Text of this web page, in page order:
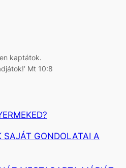
kaptátok.
Mt 10:8
SAJÁT GONDOLATAI A